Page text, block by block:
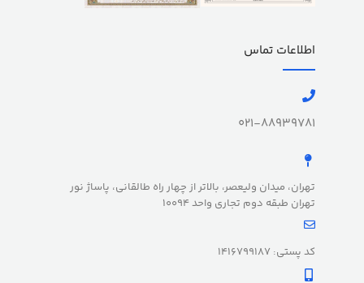
اطلاعات تماس
021-88939781
تهران، میدان ولیعصر، بالاتر از چهار راه طالقانی، پاساژ نور
تهران طبقه دوم تجاری واحد 10094
کد پستی: 1416799187